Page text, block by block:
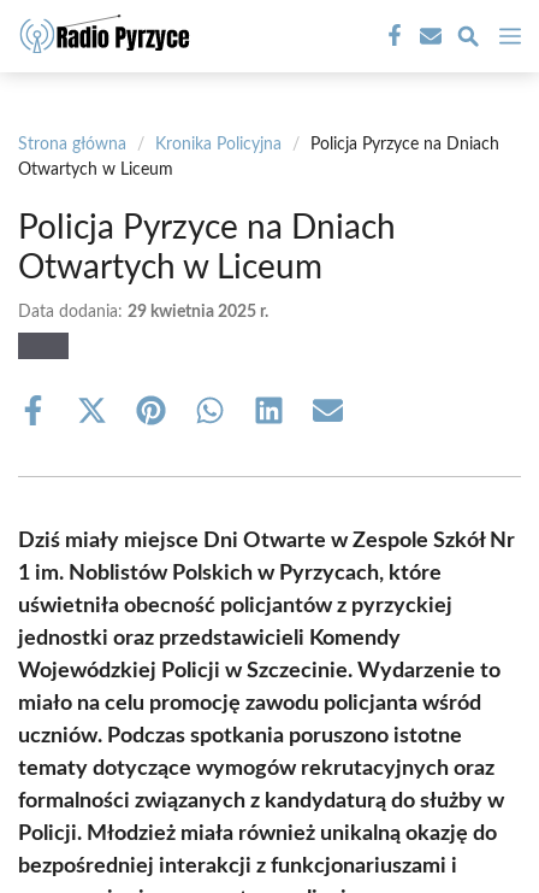
do
treści
Strona główna / Kronika Policyjna /
Policja Pyrzyce na Dniach
Otwartych w Liceum
Policja Pyrzyce na Dniach
Otwartych w Liceum
Data dodania: 29 kwietnia 2025 r.
Share
Share
(Twitter)
Share Share Share Share
Dziś miały miejsce Dni Otwarte w Zespole Szkół Nr
1 im. Noblistów Polskich w Pyrzycach, które
uświetniła obecność policjantów z pyrzyckiej
jednostki oraz przedstawicieli Komendy
Wojewódzkiej Policji w Szczecinie. Wydarzenie to
miało na celu promocję zawodu policjanta wśród
uczniów. Podczas spotkania poruszono istotne
tematy dotyczące wymogów rekrutacyjnych oraz
formalności związanych z kandydaturą do służby w
Policji. Młodzież miała również unikalną okazję do
bezpośredniej interakcji z funkcjonariuszami i